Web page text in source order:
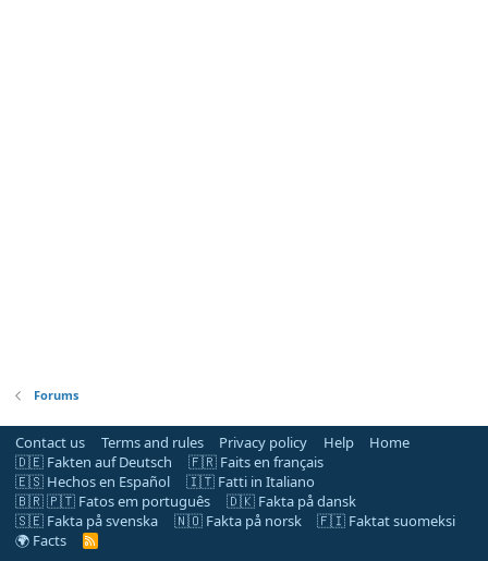
Forums
Contact us Terms and rules Privacy policy Help
Home
🇩🇪 Fakten auf Deutsch
🇫🇷 Faits en français
🇪🇸 Hechos en Español
🇮🇹 Fatti in Italiano
🇧🇷 🇵🇹 Fatos em português
🇩🇰 Fakta på dansk
🇸🇪 Fakta på svenska
🇳🇴 Fakta på norsk
🇫🇮 Faktat suomeksi
🌍 Facts
R